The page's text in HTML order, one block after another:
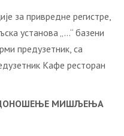
за привредне регистре,
установа „…“ базени
предузетник, са
Кафе ресторан
ДОНОШЕЊЕ МИШЉЕЊА